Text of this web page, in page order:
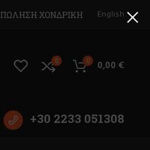
ΠΩΛΗΣΗ ΧΟΝΔΡΙΚΗ English
0 0 0,00 €
+30 2233 051308